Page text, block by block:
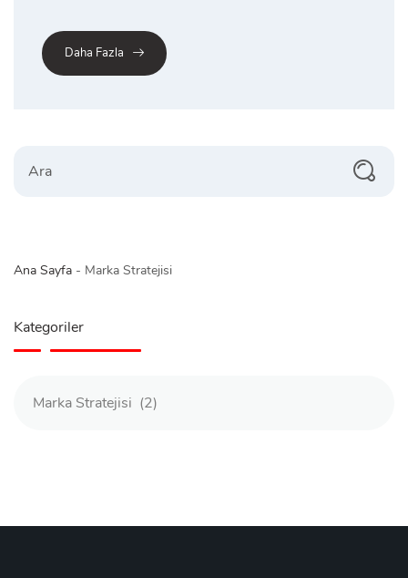
Daha Fazla
Ana Sayfa - Marka Stratejisi
Kategoriler